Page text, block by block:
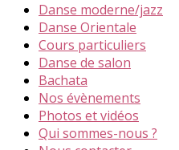
Danse moderne/jazz
Danse Orientale
Cours particuliers
Danse de salon
Bachata
Nos évènements
Photos et vidéos
Qui sommes-nous ?